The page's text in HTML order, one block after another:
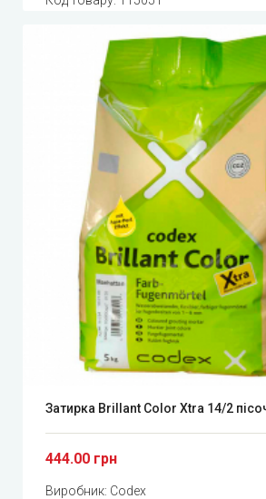
Затирка Brillant Color Xtra 14/2
444.00 грн
Виробник: Codex